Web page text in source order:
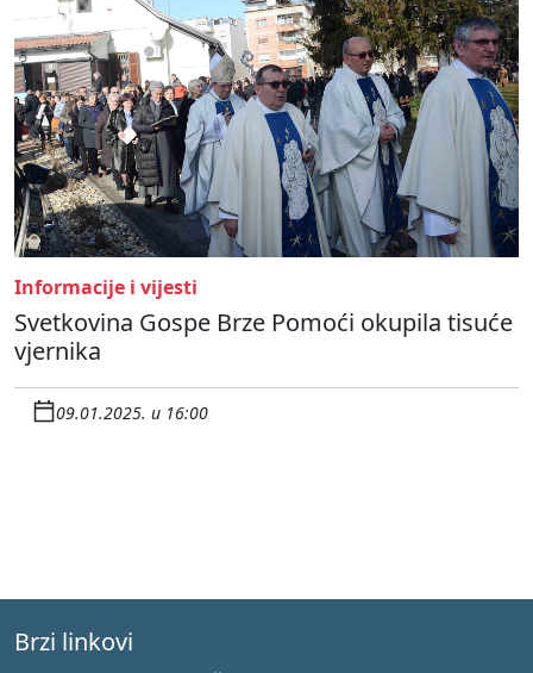
Informacije i vijesti
Svetkovina Gospe Brze Pomoći okupila tisuće
vjernika
09.01.2025. u 16:00
Brzi linkovi